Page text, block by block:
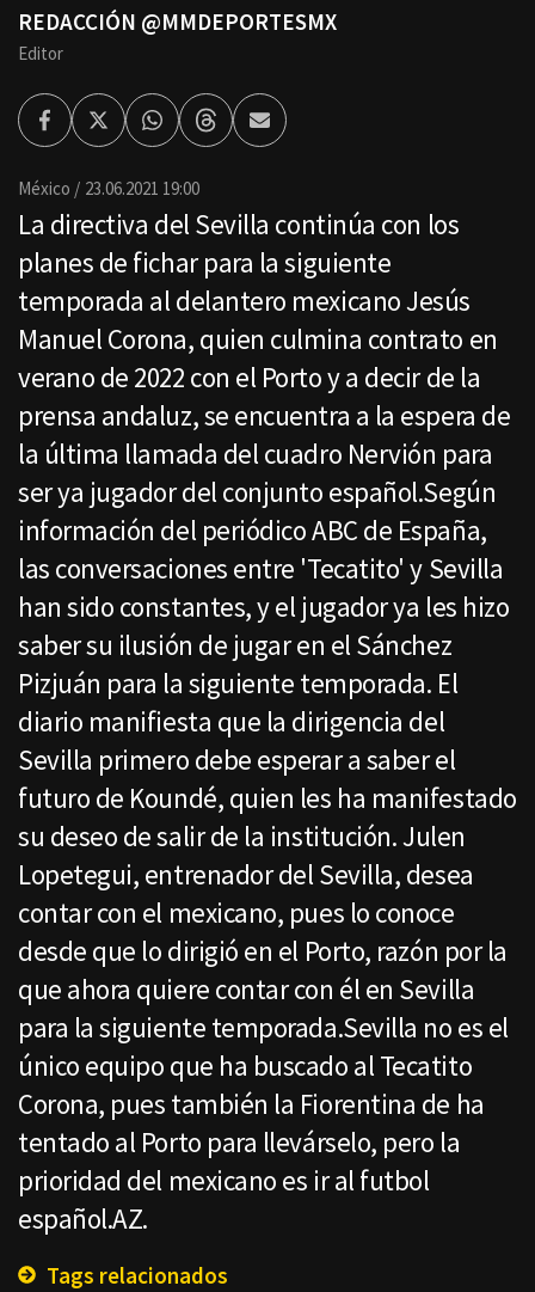
REDACCIÓN @MMDEPORTESMX
Editor
FacebookTwitterWhatsappThreadsEnviar
por
México 23.06.2021 19:00
La directiva del Sevilla continúa con los
planes de fichar para la siguiente
temporada al delantero mexicano Jesús
Manuel Corona, quien culmina contrato en
verano de 2022 con el Porto y a decir de la
prensa andaluz, se encuentra a la espera de
la última llamada del cuadro Nervión para
ser ya jugador del conjunto español.Según
información del periódico ABC de España,
las conversaciones entre 'Tecatito' y Sevilla
han sido constantes, y el jugador ya les hizo
saber su ilusión de jugar en el Sánchez
Pizjuán para la siguiente temporada. El
diario manifiesta que la dirigencia del
Sevilla primero debe esperar a saber el
futuro de Koundé, quien les ha manifestado
su deseo de salir de la institución. Julen
Lopetegui, entrenador del Sevilla, desea
contar con el mexicano, pues lo conoce
desde que lo dirigió en el Porto, razón por la
que ahora quiere contar con él en Sevilla
para la siguiente temporada.Sevilla no es el
único equipo que ha buscado al Tecatito
Corona, pues también la Fiorentina de ha
tentado al Porto para llevárselo, pero la
prioridad del mexicano es ir al futbol
español.AZ.
Tags relacionados